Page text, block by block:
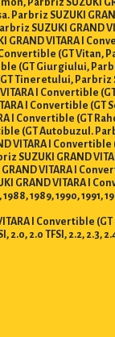
Parbriz SUZUKI
Parbriz SUZUKI
SUZUKI
VITARA I
(GT Vitan,
(GT Giurgiului,
Tineretului, Parbriz
I Convertible
I Convertible (GT
I Convertible (GT
(GT Autobuzul.
VITARA I
SUZUKI GRAND
VITARA I
GRAND VITARA I
1989, 1990, 1991,
Convertible (GT : 0.8,
2.0, 2.0 TFSI, 2.2,